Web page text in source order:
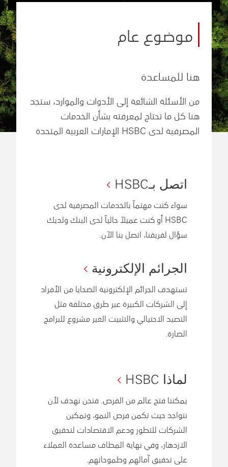
موضوع عام
هنا للمساعدة
من الأسئلة الشائعة إلى الأدوات والموارد، ستجد
هنا كل ما تحتاج لمعرفته بشأن الخدمات
المصرفية لدى HSBC الإمارات العربية المتحدة
اتصل بـHSBC
سواء كنت مهتماً بالخدمات المصرفية لدى
HSBC أو كنت عميلاً حالياً لدى البنك ولديك
سؤال لفريقنا، اتصل بنا الآن.
الجرائم الإلكترونية
تستهدف الجرائم الإلكترونية الضحايا من الأفراد
إلى الشركات الكبيرة عبر طرق مختلفة مثل
التصيد الاحتيالي والتثبيت الغير مشروع للبرامج
الضارة.
لماذا HSBC
يمكننا فتح عالم من الفرص. فنحن نهدف لأن
نتواجد حيث تكمن فرص النمو، وتمكين
الشركات للتطور ودعم الاقتصادات لتحقيق
الازدهار، وفي نهاية المطاف مساعدة العملاء
على تحقيق آمالهم وطموحاتهم.